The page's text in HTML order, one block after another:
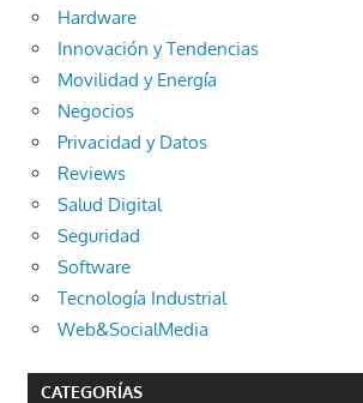
Hardware
Innovación y Tendencias
Movilidad y Energía
Negocios
Privacidad y Datos
Reviews
Salud Digital
Seguridad
Software
Tecnología Industrial
Web&SocialMedia
CATEGORÍAS